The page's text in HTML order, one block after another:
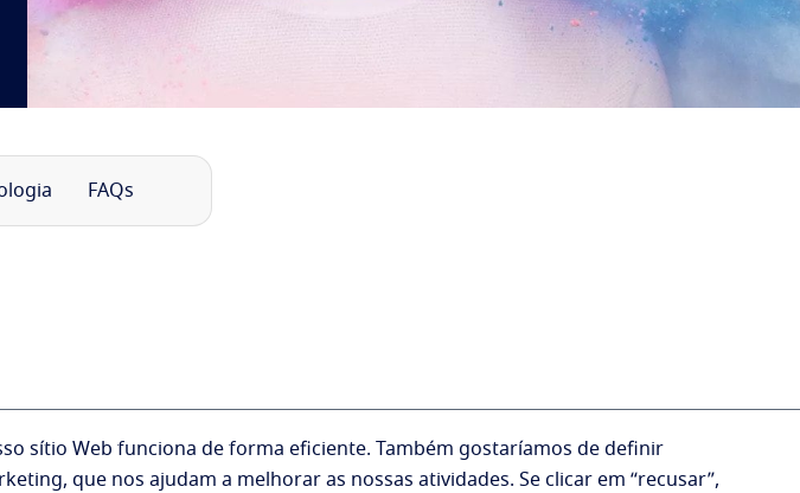
FAQs
sítio Web funciona de forma eficiente.
Também gostaríamos de definir
que nos ajudam a melhorar as nossas atividades. Se clicar em “recusar”,